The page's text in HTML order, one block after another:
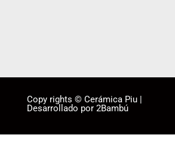
Copy rights © Cerámica Piu |
Desarrollado por 2Bambú